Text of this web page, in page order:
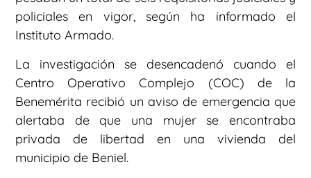
policiales en vigor, según ha informado el
Instituto Armado.
La investigación se desencadenó cuando el
Centro Operativo Complejo (COC) de la
Benemérita recibió un aviso de emergencia que
alertaba de que una mujer se encontraba
privada de libertad en una vivienda del
municipio de Beniel.